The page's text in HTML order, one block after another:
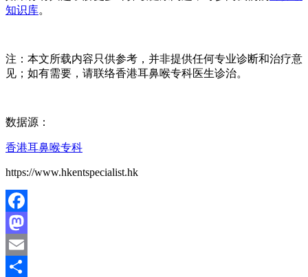
知识库。
注：本文所载内容只供参考，并非提供任何专业诊断和治疗意
见；如有需要，请联络香港耳鼻喉专科医生诊治。
数据源：
香港耳鼻喉专科
https://www.hkentspecialist.hk
Facebook
Mastodon
Email